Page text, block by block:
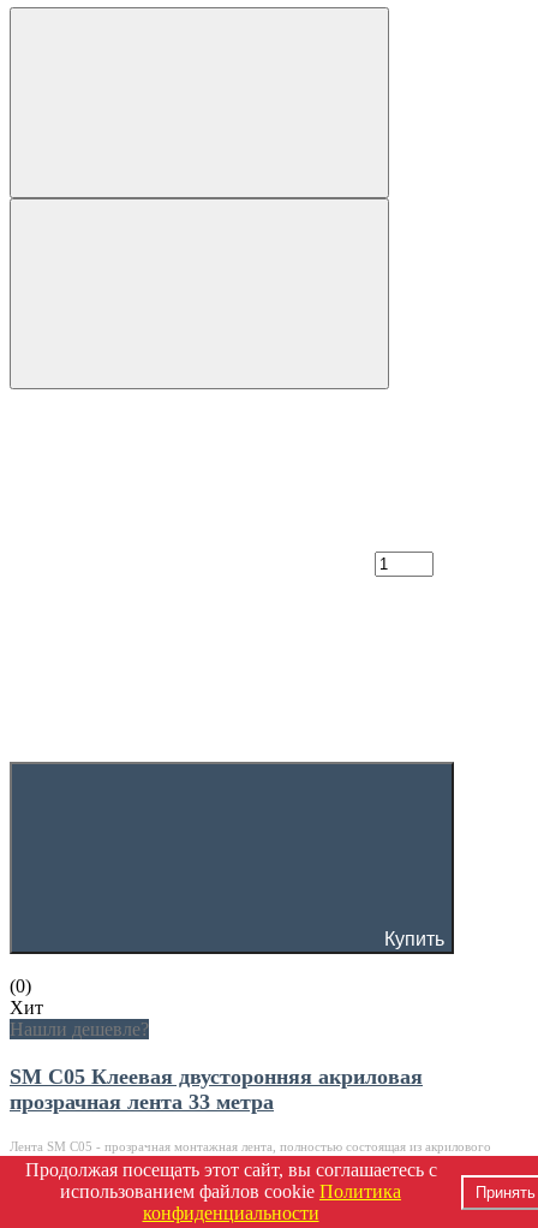
Купить
(0)
Хит
Нашли дешевле?
SM C05 Клеевая двусторонняя акриловая
прозрачная лента 33 метра
Лента SM C05 - прозрачная монтажная лента, полностью состоящая из акрилового
полимера. Лента предназ..
Продолжая посещать этот сайт, вы соглашаетесь с
использованием файлов cookie Политика
конфиденциальности
Принять